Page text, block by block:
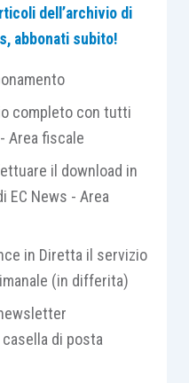
dei giudici di
che, tuttavia, aveva
di “irreperibilità del
mediante
. Questi,
dall’ufficiale
indicato vi fosse
e soprattutto
Essendo state
sul posto
dell’archivio di
abbonati subito!
completo con tutti
Area fiscale
il download in
News - Area
in Diretta il servizio
(in differita)
di posta